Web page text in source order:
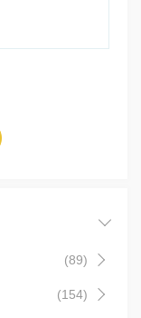
(89)
(154)